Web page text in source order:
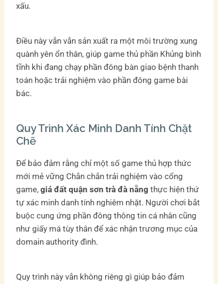
xấu.
Điều này vẫn vẫn sản xuất ra một môi trường xung
quành yên ổn thân, giúp game thủ phần Khủng bình
tĩnh khi đang chạy phần đông bàn giao bệnh thanh
toán hoặc trải nghiệm vào phần đông game bài
bác.
Quy Trình Xác Minh Danh Tính Chặt
Chẽ
Để bảo đảm rằng chỉ một số game thủ hợp thức
mới mẻ vững Chắn chắn trải nghiệm vào cổng
game,giá đất quận sơn trà đà nẵng thực hiện thứ
tự xác minh danh tính nghiêm nhặt. Người chơi bắt
buộc cung ứng phần đông thông tin cá nhân cũng
như giấy má tùy thân để xác nhận trương mục của
domain authority đình.
Quy trình này vẫn không riêng gì giúp bảo đảm